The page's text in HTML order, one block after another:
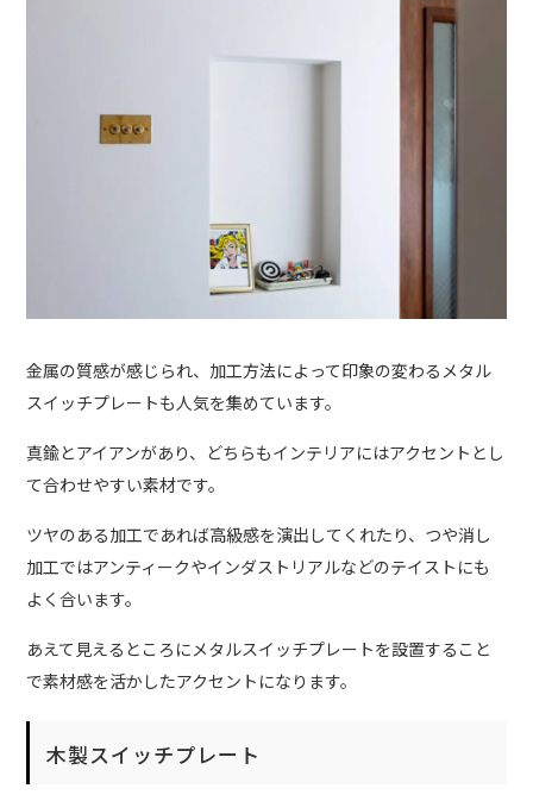
金属の質感が感じられ、加工方法によって印象の変わるメタル
スイッチプレートも人気を集めています。
真鍮とアイアンがあり、どちらもインテリアにはアクセントとし
て合わせやすい素材です。
ツヤのある加工であれば高級感を演出してくれたり、つや消し
加工ではアンティークやインダストリアルなどのテイストにも
よく合います。
あえて見えるところにメタルスイッチプレートを設置すること
で素材感を活かしたアクセントになります。
木製スイッチプレート